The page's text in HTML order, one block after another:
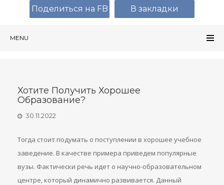
MENU
Хотите Получить Хорошее
Образование?
30.11.2022
Тогда стоит подумать о поступлении в хорошее учебное
заведение. В качестве примера приведем популярные
вузы. Фактически речь идет о научно-образовательном
центре, который динамично развивается. Данный
Поделиться на FB В закладки